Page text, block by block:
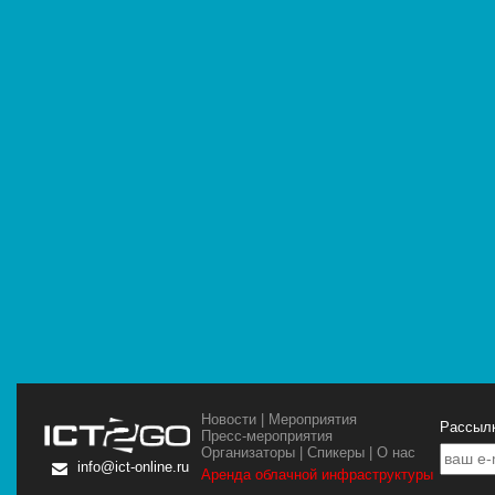
info@ict-online.ru
Новости | Мероприятия
Пресс-мероприятия
Организаторы |Спикеры |О нас
Аренда облачной инфраструктуры